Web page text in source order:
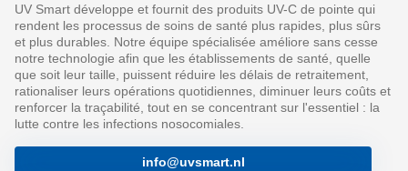
UV Smart développe et fournit des produits UV-C de pointe qui
rendent les processus de soins de santé plus rapides, plus sûrs
et plus durables. Notre équipe spécialisée améliore sans cesse
notre technologie afin que les établissements de santé, quelle
que soit leur taille, puissent réduire les délais de retraitement,
rationaliser leurs opérations quotidiennes, diminuer leurs coûts et
renforcer la traçabilité, tout en se concentrant sur l'essentiel : la
lutte contre les infections nosocomiales.
info@uvsmart.nl